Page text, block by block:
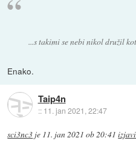
...s takimi se nebi nikol družil
Enako.
Taip4n
:: 11. jan 2021, 22:47
sci3nc3 je 11. jan 2021 ob 20:41